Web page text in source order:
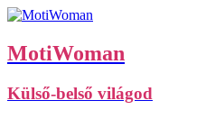
MotiWoman
Külső-belső világod